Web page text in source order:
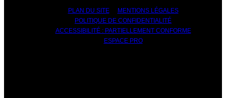
PLAN DU SITE
MENTIONS LÉGALES
POLITIQUE DE CONFIDENTIALITÉ
ACCESSIBILITÉ : PARTIELLEMENT CONFORME
ESPACE PRO